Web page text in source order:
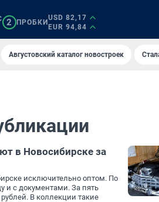
2 ПРОБКИ
USD 82,17
EUR 94,84
Августовский каталог новостроек
в Новосибирске за
исключительно оптом. По
и с документами. За пять
В коллекции такие